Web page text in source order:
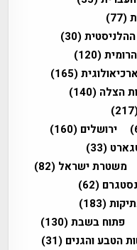
(77)
(30)
(120)
(165)
הצלה (140)
ירושלים (160)
(33)
משטרת ישראל (82)
(62)
(183)
פתוח בשבת(130)
הטבע והגנים (31)